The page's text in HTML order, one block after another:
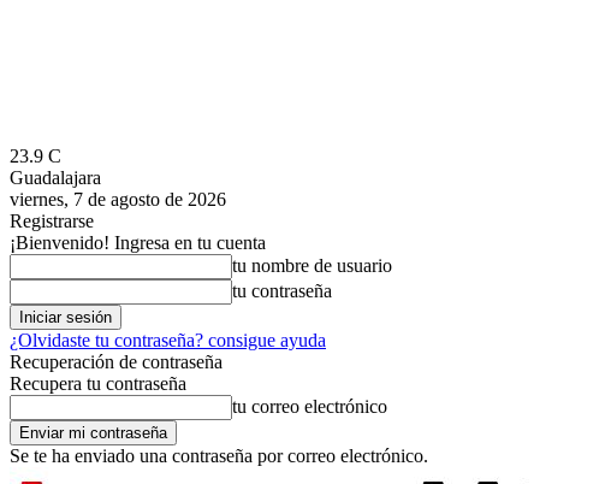
23.9 C
Guadalajara
viernes, 7 de agosto de 2026
Registrarse
¡Bienvenido! Ingresa en tu cuenta
tu nombre de usuario
tu contraseña
¿Olvidaste tu contraseña? consigue ayuda
Recuperación de contraseña
Recupera tu contraseña
tu correo electrónico
Se te ha enviado una contraseña por correo electrónico.